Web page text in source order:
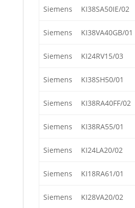
Siemens KI38SA50IE/02
Siemens KI38VA40GB/01
Siemens KI24RV15/03
Siemens KI38SH50/01
Siemens KI38RA40FF/02
Siemens KI38RA55/01
Siemens KI24LA20/02
Siemens KI18RA61/01
Siemens KI28VA20/02